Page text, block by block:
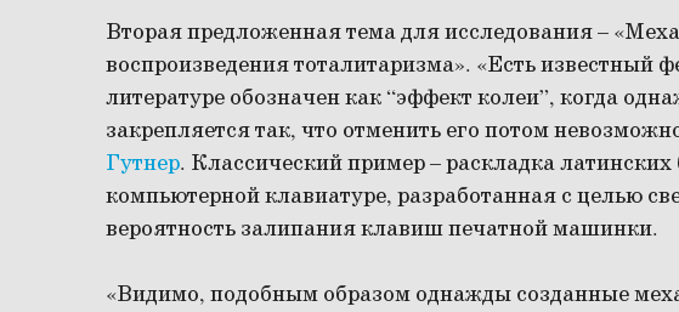
Вторая предложенная тема для исследования –
воспроизведения тоталитаризма». «Есть известный
литературе обозначен как “эффект колеи”, когда
закрепляется так, что отменить его потом
Гутнер. Классический пример – раскладка
компьютерной клавиатуре, разработанная с целью
вероятность залипания клавиш печатной машинки.
«Видимо, подобным образом однажды созданные